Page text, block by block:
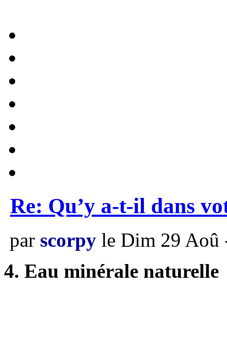
Re: Qu’y a-t-il dans
par scorpy le Dim 29 Aoû
4. Eau minérale naturelle